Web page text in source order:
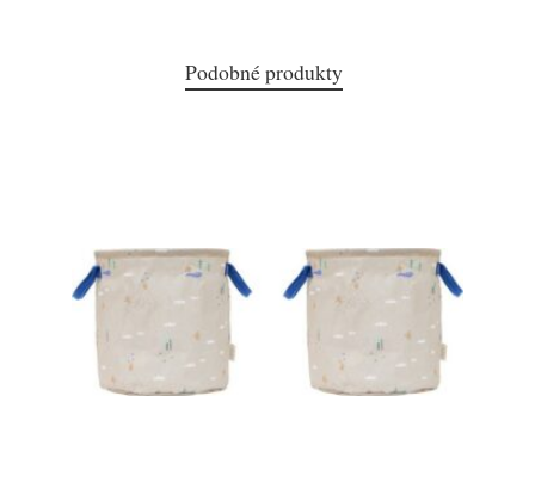
Podobné produkty